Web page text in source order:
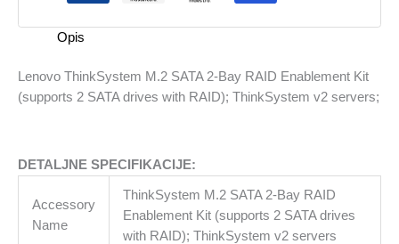
Enablement
(supports
SATA
RAID);
v2
servers;
Opis
Lenovo ThinkSystem M.2 SATA 2-Bay RAID Enablement Kit
(supports 2 SATA drives with RAID); ThinkSystem v2 servers;
DETALJNE SPECIFIKACIJE:
Accessory
Name
ThinkSystem M.2 SATA 2-Bay RAID
Enablement Kit (supports 2 SATA drives
with RAID); ThinkSystem v2 servers